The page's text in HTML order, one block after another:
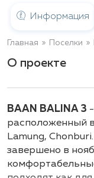
Информация
Главная Поселки
О проекте
BAAN BALINA 3
расположенный
Lamung,
завершено в